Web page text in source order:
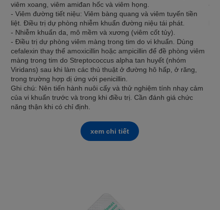
viêm xoang, viêm amiđan hốc và viêm họng.
- Viêm đường tiết niệu: Viêm bàng quang và viêm tuyến tiền
liệt. Điều trị dự phòng nhiễm khuẩn đường niệu tái phát.
- Nhiễm khuẩn da, mô mềm và xương (viêm cốt tủy).
- Điều trị dự phòng viêm màng trong tim do vi khuẩn. Dùng
cefalexin thay thế amoxicillin hoặc ampicillin để đề phòng viêm
màng trong tim do Streptococcus alpha tan huyết (nhóm
Viridans) sau khi làm các thủ thuật ở đường hô hấp, ở răng,
trong trường hợp dị ứng với penicillin.
Ghi chú: Nên tiến hành nuôi cấy và thử nghiệm tính nhạy cảm
của vi khuẩn trước và trong khi điều trị. Cần đánh giá chức
năng thận khi có chỉ định.
xem chi tiết
-